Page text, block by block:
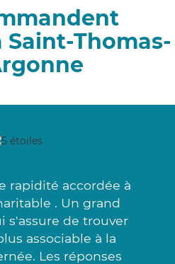
Saint-Thomas-
rapidité accordée à
. Un grand
s'assure de trouver
associable à la
Les réponses